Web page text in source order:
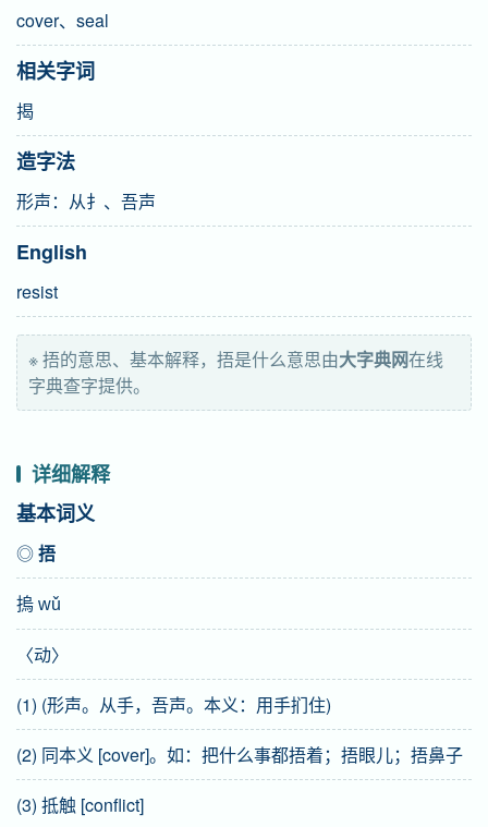
cover、seal
相关字词
揭
造字法
形声：从扌、吾声
English
resist
※ 捂的意思、基本解释，捂是什么意思由大字典网在线
字典查字提供。
详细解释
基本词义
◎捂
摀 wǔ
〈动〉
(1) (形声。从手，吾声。本义：用手扪住)
(2) 同本义 [cover]。如：把什么事都捂着；捂眼儿；捂鼻子
(3) 抵触 [conflict]